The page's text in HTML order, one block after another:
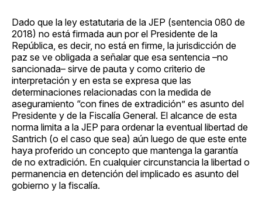
Dado que la ley estatutaria de la JEP (sentencia 080 de
2018) no está firmada aun por el Presidente de la
República, es decir, no está en firme, la jurisdicción de
paz se ve obligada a señalar que esa sentencia –no
sancionada– sirve de pauta y como criterio de
interpretación y en esta se expresa que las
determinaciones relacionadas con la medida de
aseguramiento “con fines de extradición” es asunto del
Presidente y de la Fiscalía General. El alcance de esta
norma limita a la JEP para ordenar la eventual libertad de
Santrich (o el caso que sea) aún luego de que este ente
haya proferido un concepto que mantenga la garantía
de no extradición. En cualquier circunstancia la libertad o
permanencia en detención del implicado es asunto del
gobierno y la fiscalía.